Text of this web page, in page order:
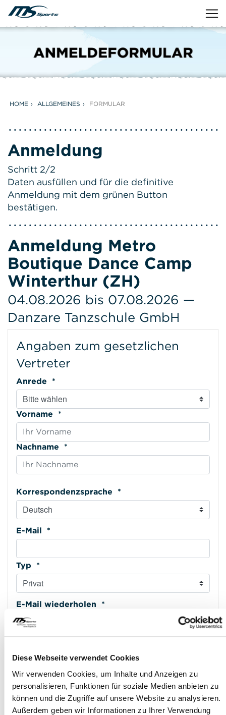
Diese Webseite verwendet Cookies
Wir verwenden Cookies, um Inhalte und Anzeigen zu
personalisieren, Funktionen für soziale Medien anbieten zu
können und die Zugriffe auf unsere Website zu analysieren.
Außerdem geben wir Informationen zu Ihrer Verwendung
HOME ALLGEMEINES FORMULAR
Anmeldung
Schritt 2/2
Daten ausfüllen und für die definitive
Anmeldung mit dem grünen Button
bestätigen.
Anmeldung Metro
Boutique Dance Camp
Winterthur (ZH)
04.08.2026 bis 07.08.2026 —
Danzare Tanzschule GmbH
Angaben zum gesetzlichen
Vertreter
Anrede *
Vorname *
Nachname *
Korrespondenzsprache *
E-Mail *
Typ *
E-Mail wiederholen *
Typ *